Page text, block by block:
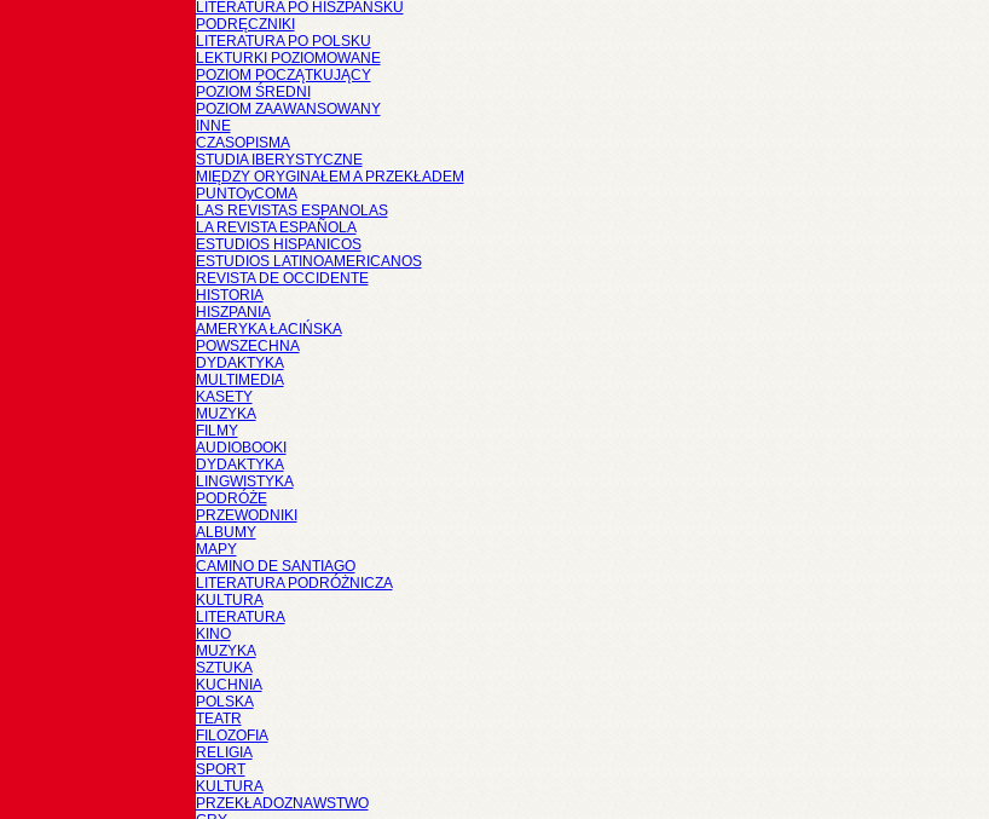
LITERATURA PO HISZPAŃSKU
PODRĘCZNIKI
LITERATURA PO POLSKU
LEKTURKI POZIOMOWANE
POZIOM POCZĄTKUJĄCY
POZIOM ŚREDNI
POZIOM ZAAWANSOWANY
INNE
CZASOPISMA
STUDIA IBERYSTYCZNE
MIĘDZY ORYGINAŁEM A PRZEKŁADEM
PUNTOyCOMA
LAS REVISTAS ESPANOLAS
LA REVISTA ESPAÑOLA
ESTUDIOS HISPANICOS
ESTUDIOS LATINOAMERICANOS
REVISTA DE OCCIDENTE
HISTORIA
HISZPANIA
AMERYKA ŁACIŃSKA
POWSZECHNA
DYDAKTYKA
MULTIMEDIA
KASETY
MUZYKA
FILMY
AUDIOBOOKI
DYDAKTYKA
LINGWISTYKA
PODRÓŻE
PRZEWODNIKI
ALBUMY
MAPY
CAMINO DE SANTIAGO
LITERATURA PODRÓŻNICZA
KULTURA
LITERATURA
KINO
MUZYKA
SZTUKA
KUCHNIA
POLSKA
TEATR
FILOZOFIA
RELIGIA
SPORT
KULTURA
PRZEKŁADOZNAWSTWO